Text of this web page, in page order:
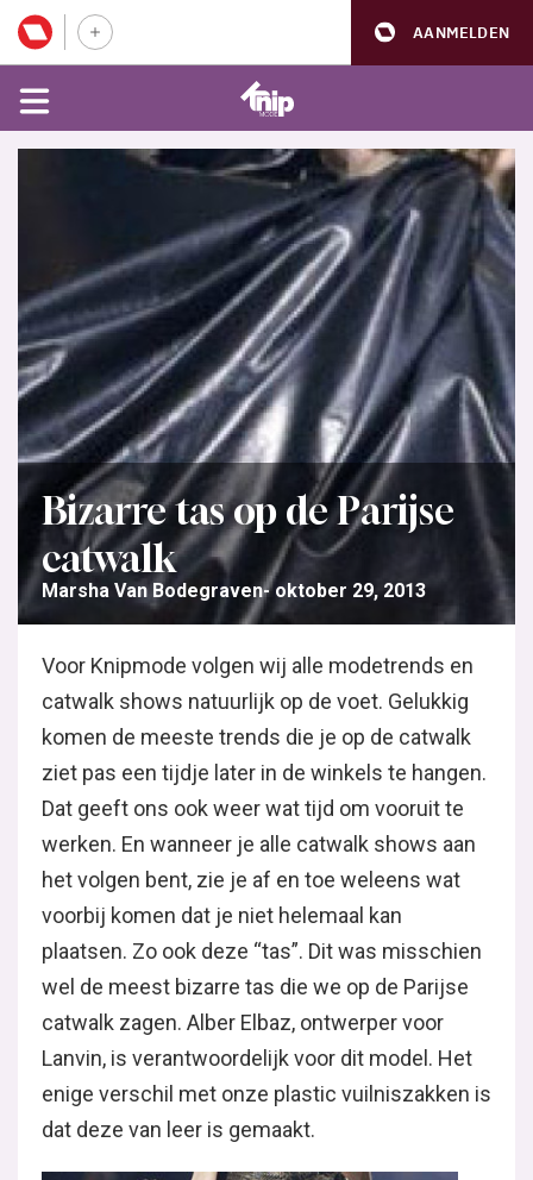
AANMELDEN
Bizarre tas op de Parijse
catwalk
Marsha Van Bodegraven oktober 29, 2013
Voor Knipmode volgen wij alle modetrends en
catwalk shows natuurlijk op de voet. Gelukkig
komen de meeste trends die je op de catwalk
ziet pas een tijdje later in de winkels te hangen.
Dat geeft ons ook weer wat tijd om vooruit te
werken. En wanneer je alle catwalk shows aan
het volgen bent, zie je af en toe weleens wat
voorbij komen dat je niet helemaal kan
plaatsen. Zo ook deze “tas”. Dit was misschien
wel de meest bizarre tas die we op de Parijse
catwalk zagen. Alber Elbaz, ontwerper voor
Lanvin, is verantwoordelijk voor dit model. Het
enige verschil met onze plastic vuilniszakken is
dat deze van leer is gemaakt.